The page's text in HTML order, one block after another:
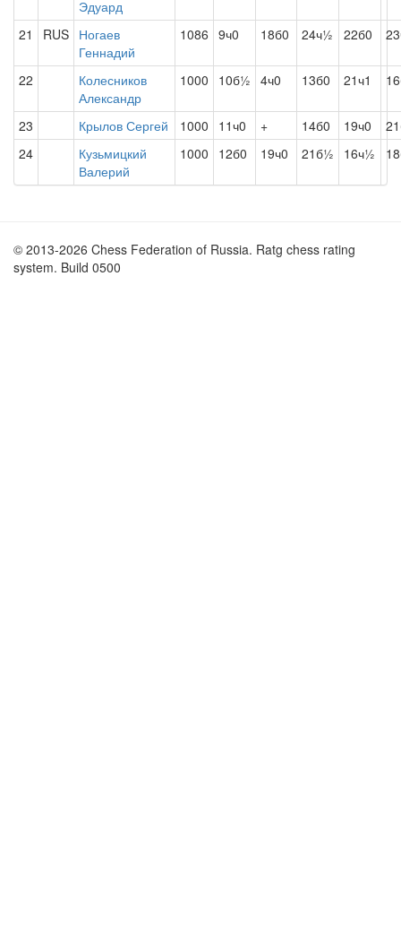
Эдуард
21
RUS Ногаев
Геннадий
1086 9ч0 18б0 24ч½ 22б0
22
Колесников
Александр
1000 10б½ 4ч0 13б0 21ч1
23 Крылов Сергей 1000 11ч0 + 14б0 19ч0
24
Кузьмицкий
Валерий
1000 12б0 19ч0 21б½ 16ч½
© 2013-2026 Chess Federation of Russia. Ratg chess rating
system. Build 0500